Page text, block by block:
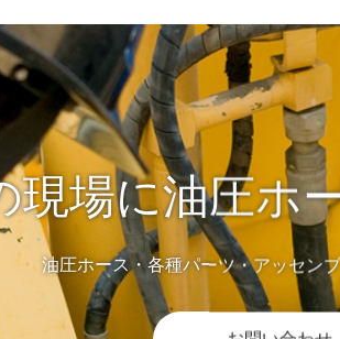
現場に油圧ホ
油圧ホース・各種パーツ・アッセン